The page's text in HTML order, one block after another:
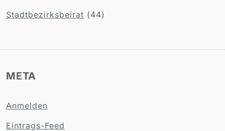
Stadtbezirksbeirat (44)
META
Anmelden
Eintrags-Feed